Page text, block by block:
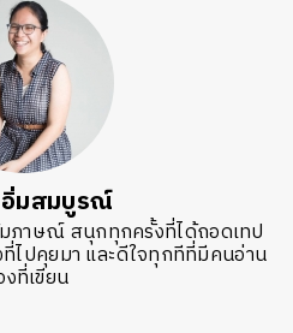
มสมบูรณ์
ภาษณ์ สนุกทุกครั้งที่ได้ถอดเทป
ไปคุยมา และดีใจทุกทีที่มีคนอ่าน
งที่เขียน